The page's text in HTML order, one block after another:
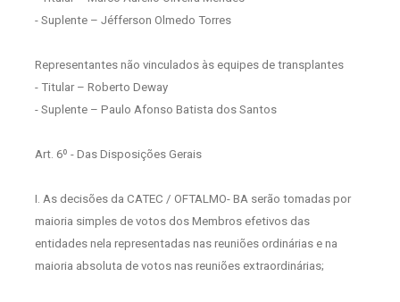
- Suplente – Jéfferson Olmedo Torres
Representantes não vinculados às equipes de transplantes
- Titular – Roberto Deway
- Suplente – Paulo Afonso Batista dos Santos
Art. 6º - Das Disposições Gerais
I. As decisões da CATEC / OFTALMO- BA serão tomadas por
maioria simples de votos dos Membros efetivos das
entidades nela representadas nas reuniões ordinárias e na
maioria absoluta de votos nas reuniões extraordinárias;